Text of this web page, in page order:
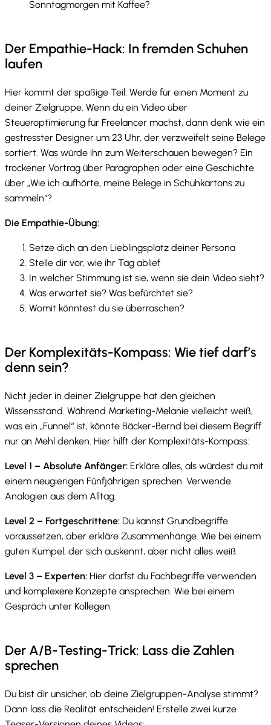
Sonntagmorgen mit Kaffee?
Der Empathie-Hack: In fremden Schuhen
laufen
Hier kommt der spaßige Teil: Werde für einen Moment zu
deiner Zielgruppe. Wenn du ein Video über
Steueroptimierung für Freelancer machst, dann denk wie ein
gestresster Designer um 23 Uhr, der verzweifelt seine Belege
sortiert. Was würde ihn zum Weiterschauen bewegen? Ein
trockener Vortrag über Paragraphen oder eine Geschichte
über „Wie ich aufhörte, meine Belege in Schuhkartons zu
sammeln“?
Die Empathie-Übung:
Setze dich an den Lieblingsplatz deiner Persona
Stelle dir vor, wie ihr Tag ablief
In welcher Stimmung ist sie, wenn sie dein Video sieht?
Was erwartet sie? Was befürchtet sie?
Womit könntest du sie überraschen?
Der Komplexitäts-Kompass: Wie tief darf’s
denn sein?
Nicht jeder in deiner Zielgruppe hat den gleichen
Wissensstand. Während Marketing-Melanie vielleicht weiß,
was ein „Funnel“ ist, könnte Bäcker-Bernd bei diesem Begriff
nur an Mehl denken. Hier hilft der Komplexitäts-Kompass:
Level 1 – Absolute Anfänger: Erkläre alles, als würdest du mit
einem neugierigen Fünfjährigen sprechen. Verwende
Analogien aus dem Alltag.
Level 2 – Fortgeschrittene: Du kannst Grundbegriffe
voraussetzen, aber erkläre Zusammenhänge. Wie bei einem
guten Kumpel, der sich auskennt, aber nicht alles weiß.
Level 3 – Experten: Hier darfst du Fachbegriffe verwenden
und komplexere Konzepte ansprechen. Wie bei einem
Gespräch unter Kollegen.
Der A/B-Testing-Trick: Lass die Zahlen
sprechen
Du bist dir unsicher, ob deine Zielgruppen-Analyse stimmt?
Dann lass die Realität entscheiden! Erstelle zwei kurze